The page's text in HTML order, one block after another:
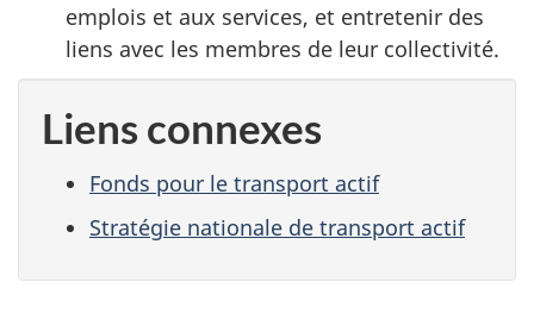
emplois et aux services, et entretenir des
liens avec les membres de leur collectivité.
Liens connexes
Fonds pour le transport actif
Stratégie nationale de transport actif